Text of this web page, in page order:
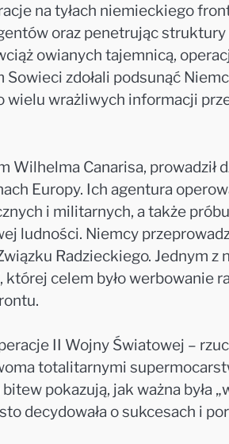
na tyłach niemieckiego
oraz penetrując
owianych tajemnicą,
zdołali podsunąć
wrażliwych informacji
Canarisa, prowadził
Europy. Ich agentura
i militarnych, a także
ludności. Niemcy
Radzieckiego. Jednym z
której celem było werbowanie
II Wojny Światowej –
totalitarnymi
pokazują, jak ważna była
decydowała o sukcesach i